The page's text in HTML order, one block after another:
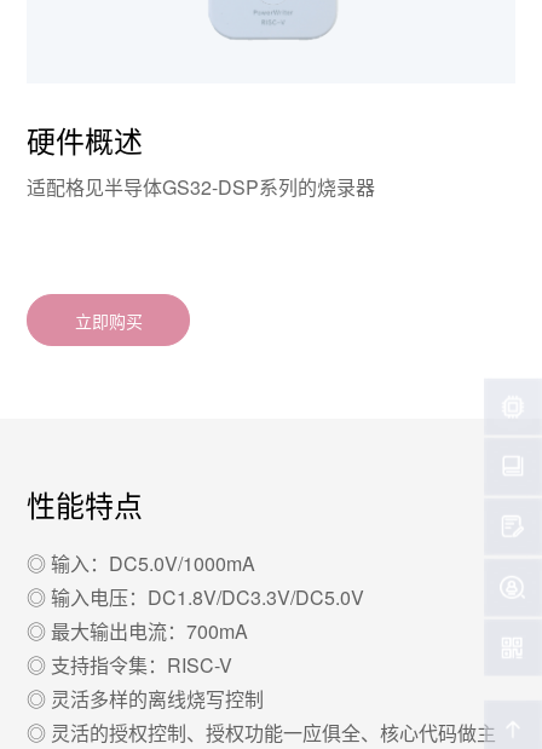
硬件概述
适配格见半导体GS32-DSP系列的烧录器
立即购买
性能特点
◎ 输入：DC5.0V/1000mA
◎ 输入电压：DC1.8V/DC3.3V/DC5.0V
◎ 最大输出电流：700mA
◎ 支持指令集：RISC-V
◎ 灵活多样的离线烧写控制
◎ 灵活的授权控制、授权功能一应俱全、核心代码做主